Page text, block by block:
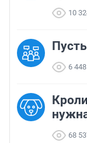
10
6 448
68